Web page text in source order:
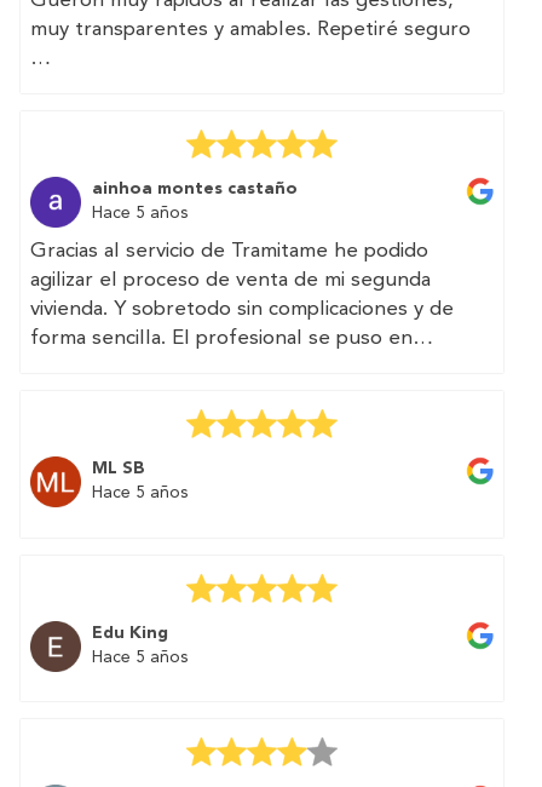
muy transparentes y amables. Repetiré seguro
Gueron very quick to carry out the procedures,
very transparent and friendly. I will repeat for
sure
ainhoa montes castaño
Hace 5 años
Gracias al servicio de Tramitame he podido
agilizar el proceso de venta de mi segunda
vivienda. Y sobretodo sin complicaciones y de
forma sencilla. El profesional se puso en
Muy recommendable.
(Translated by Google)
Thanks to the Tramitame service I have been
second home. And above all without
complications and in a simple way. The
professional contacted me and carried out the
procedures I needed in two days.
ML SB
Hace 5 años
Edu King
Hace 5 años